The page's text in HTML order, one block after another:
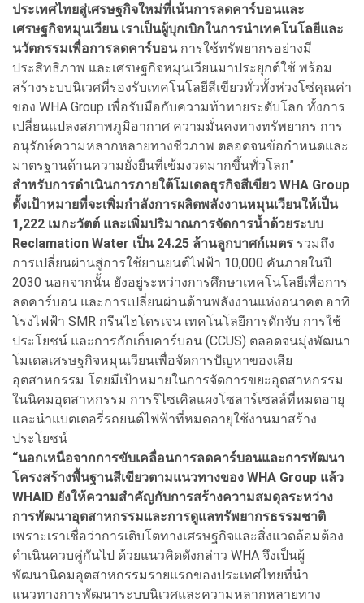
ประเทศไทยสู่เศรษฐกิจใหม่ที่เน้นการลดคาร์บอนและ
เศรษฐกิจหมุนเวียน เราเป็นผู้บุกเบิกในการนำเทคโนโลยีและ
นวัตกรรมเพื่อการลดคาร์บอนการใช้ทรัพยากรอย่างมี
ประสิทธิภาพ และเศรษฐกิจหมุนเวียนมาประยุกต์ใช้ พร้อม
สร้างระบบนิเวศที่รองรับเทคโนโลยีสีเขียวทั่วทั้งห่วงโซ่คุณค่า
ของ WHA Group เพื่อรับมือกับความท้าทายระดับโลก ทั้งการ
เปลี่ยนแปลงสภาพภูมิอากาศ ความมั่นคงทางทรัพยากร การ
อนุรักษ์ความหลากหลายทางชีวภาพ ตลอดจนข้อกำหนดและ
มาตรฐานด้านความยั่งยืนที่เข้มงวดมากขึ้นทั่วโลก”
สำหรับการดำเนินการภายใต้โมเดลธุรกิจสีเขียว WHA Group
ตั้งเป้าหมายที่จะเพิ่มกำลังการผลิตพลังงานหมุนเวียนให้เป็น
1,222 เมกะวัตต์ และเพิ่มปริมาณการจัดการน้ำด้วยระบบ
Reclamation Water เป็น 24.25 ล้านลูกบาศก์เมตร รวมถึง
การเปลี่ยนผ่านสู่การใช้ยานยนต์ไฟฟ้า 10,000 คันภายในปี
2030 นอกจากนั้น ยังอยู่ระหว่างการศึกษาเทคโนโลยีเพื่อการ
ลดคาร์บอน และการเปลี่ยนผ่านด้านพลังงานแห่งอนาคต อาทิ
โรงไฟฟ้า SMR กรีนไฮโดรเจน เทคโนโลยีการดักจับ การใช้
ประโยชน์ และการกักเก็บคาร์บอน (CCUS) ตลอดจนมุ่งพัฒนา
โมเดลเศรษฐกิจหมุนเวียนเพื่อจัดการปัญหาของเสีย
อุตสาหกรรม โดยมีเป้าหมายในการจัดการขยะอุตสาหกรรม
ในนิคมอุตสาหกรรม การรีไซเคิลแผงโซลาร์เซลล์ที่หมดอายุ
และนำแบตเตอรี่รถยนต์ไฟฟ้าที่หมดอายุใช้งานมาสร้าง
ประโยชน์
“นอกเหนือจากการขับเคลื่อนการลดคาร์บอนและการพัฒนา
โครงสร้างพื้นฐานสีเขียวตามแนวทางของ WHA Group แล้ว
WHAID ยังให้ความสำคัญกับการสร้างความสมดุลระหว่าง
การพัฒนาอุตสาหกรรมและการดูแลทรัพยากรธรรมชาติ
เพราะเราเชื่อว่าการเติบโตทางเศรษฐกิจและสิ่งแวดล้อมต้อง
ดำเนินควบคู่กันไป ด้วยแนวคิดดังกล่าว WHA จึงเป็นผู้
พัฒนานิคมอุตสาหกรรมรายแรกของประเทศไทยที่นำ
แนวทางการพัฒนาระบบนิเวศและความหลากหลายทาง